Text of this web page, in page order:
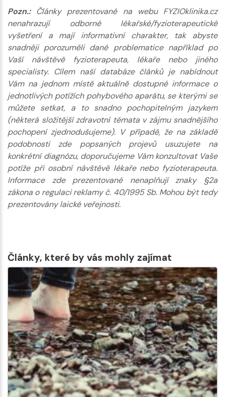
Pozn.:Články prezentované na webu FYZIOklinika.cz
nenahrazují odborné lékařské/fyzioterapeutické
vyšetření a mají informativní charakter, tak abyste
snadněji porozuměli dané problematice například po
Vaší návštěvě fyzioterapeuta, lékaře nebo jiného
specialisty. Cílem naší databáze článků je nabídnout
Vám na jednom místě aktuálně dostupné informace o
jednotlivých potížích pohybového aparátu, se kterými se
můžete setkat, a to snadno pochopitelným jazykem
(některá složitější zdravotní témata v zájmu snadnějšího
pochopení zjednodušujeme). V případě, že na základě
podobnosti zde popsaných projevů usuzujete na
konkrétní diagnózu, doporučujeme Vám konzultovat Vaše
potíže při osobní návštěvě lékaře nebo fyzioterapeuta.
Informace zde prezentované nenaplňují znaky §2a
zákona o regulaci reklamy č. 40/1995 Sb. Mohou být tedy
prezentovány laické veřejnosti.
Články, které by vás mohly zajímat